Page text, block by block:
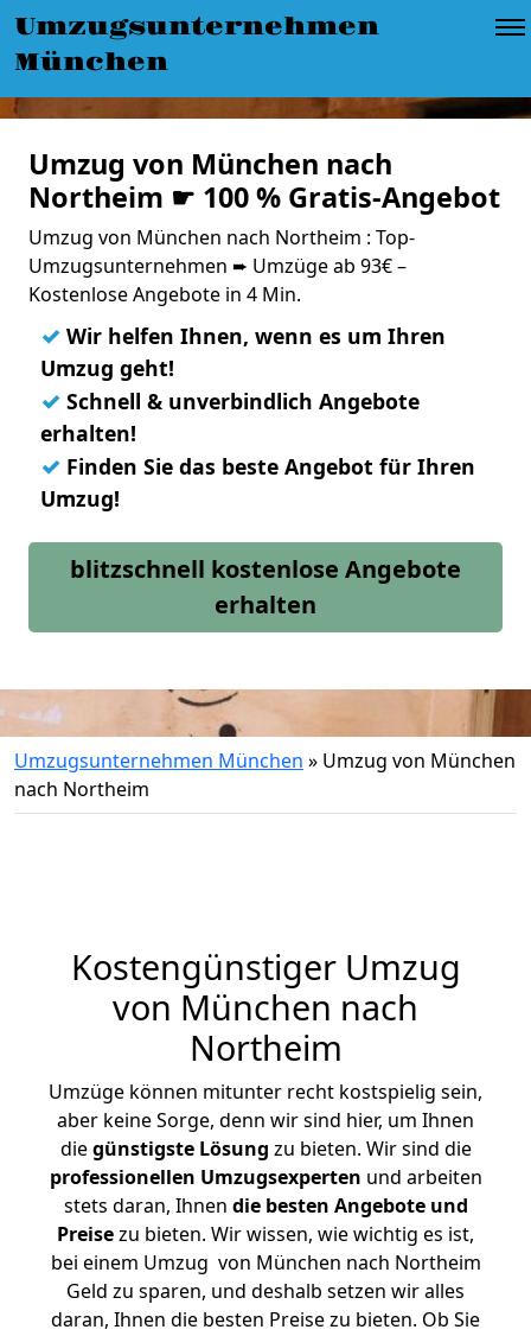
Umzugsunternehmen
München
Umzug von München nach
Northeim ☛ 100 % Gratis-Angebot
Umzug von München nach Northeim : Top-
Umzugsunternehmen ➨ Umzüge ab 93€ –
Kostenlose Angebote in 4 Min.
✓ Wir helfen Ihnen, wenn es um Ihren
Umzug geht!
✓ Schnell & unverbindlich Angebote
erhalten!
✓ Finden Sie das beste Angebot für Ihren
Umzug!
blitzschnell kostenlose Angebote
erhalten
Umzugsunternehmen München » Umzug von München
nach Northeim
Kostengünstiger Umzug
von München nach
Northeim
Umzüge können mitunter recht kostspielig sein,
aber keine Sorge, denn wir sind hier, um Ihnen
diegünstigste Lösung zu bieten. Wir sind die
professionellen Umzugsexperten und arbeiten
stets daran, Ihnen die besten Angebote und
Preisezu bieten. Wir wissen, wie wichtig es ist,
bei einem Umzug von München nach Northeim
Geld zu sparen, und deshalb setzen wir alles
daran, Ihnen die besten Preise zu bieten. Ob Sie